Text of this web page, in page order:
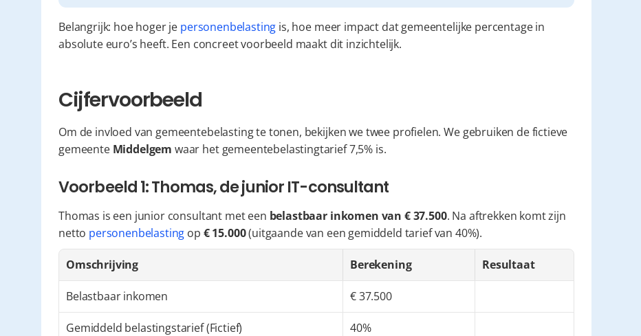
Belangrijk: hoe hoger je personenbelasting is, hoe meer impact dat gemeentelijke percentage in
absolute euro’s heeft. Een concreet voorbeeld maakt dit inzichtelijk.
Cijfervoorbeeld
Om de invloed van gemeentebelasting te tonen, bekijken we twee profielen. We gebruiken de fictieve
gemeente Middelgem waar het gemeentebelastingtarief 7,5% is.
Voorbeeld 1: Thomas, de junior IT-consultant
Thomas is een junior consultant met een belastbaar inkomen van € 37.500. Na aftrekken komt zijn
netto personenbelasting op € 15.000 (uitgaande van een gemiddeld tarief van 40%).
Omschrijving Berekening Resultaat
Belastbaar inkomen € 37.500
Gemiddeld belastingstarief (Fictief) 40%